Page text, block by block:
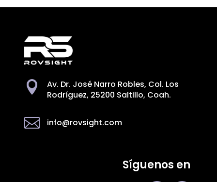

Av. Dr. José Narro Robles, Col. Los
Rodríguez, 25200 Saltillo, Coah.
 info@rovsight.com
Síguenos en